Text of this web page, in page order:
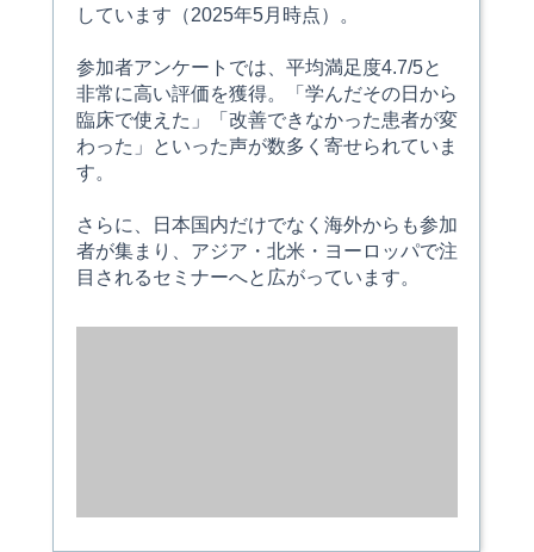
しています（2025年5月時点）。
参加者アンケートでは、平均満足度4.7/5と
非常に高い評価を獲得。「学んだその日から
臨床で使えた」「改善できなかった患者が変
わった」といった声が数多く寄せられていま
す。
さらに、日本国内だけでなく海外からも参加
者が集まり、アジア・北米・ヨーロッパで注
目されるセミナーへと広がっています。